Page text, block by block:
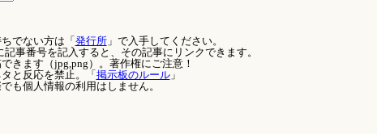
でない方は「 発行所」で入手してください。
記事番号を記入すると、その記事にリンクできます。
きます（jpg,png）。著作権にご注意！
と反応を禁止。「 掲示板のルール」
も個人情報の利用はしません。